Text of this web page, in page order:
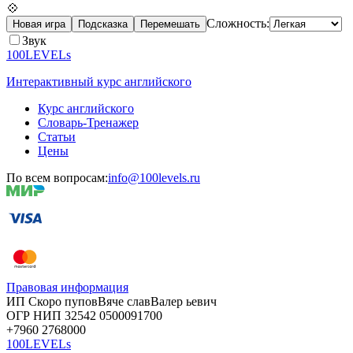
💠
Новая игра Подсказка Перемешать Сложность:
Звук
100LEVELs
Интерактивный курс английского
Курс английского
Словарь-Тренажер
Статьи
Цены
По всем вопросам:info@100levels.ru
Правовая информация
ИП Скоро пуповВяче славВалер ьевич
ОГР НИП 32542 0500091700
+7960 2768000
100LEVELs